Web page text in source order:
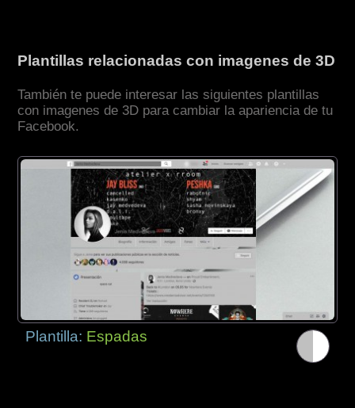
Plantillas relacionadas con imagenes de 3D
También te puede interesar las siguientes plantillas
con imagenes de 3D para cambiar la apariencia de tu
Facebook.
Plantilla: Espadas